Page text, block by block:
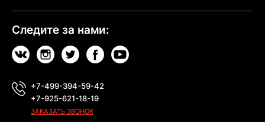
Следите за нами:
+7-499-394-59-42
+7-925-621-18-19
ЗАКАЗАТЬ ЗВОНОК